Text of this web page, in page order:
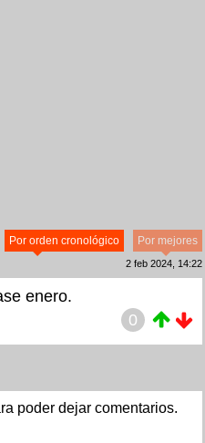
Por mejores
Por orden cronológico
2 feb 2024, 14:22
enero.
0
poder dejar comentarios.